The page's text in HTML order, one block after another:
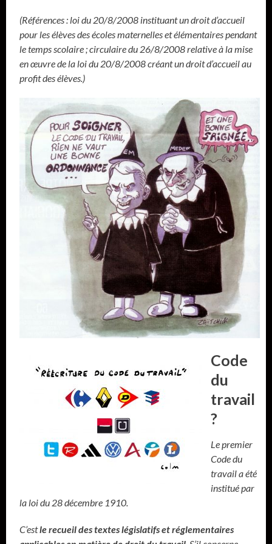
(Références : loi du 20/8/2008 instituant un droit d’accueil
pour les élèves des écoles maternelles et élémentaires pendant
le temps scolaire ; circulaire du 26/8/2008 relative à la mise
en œuvre de la loi du 20/8/2008 créant un droit d’accueil au
profit des élèves.)
Code
du
travail
?
Le premier
Code du
travail a été
institué par
la loi du 28 décembre 1910.
C’estle recueil des textes législatifs et réglementaires